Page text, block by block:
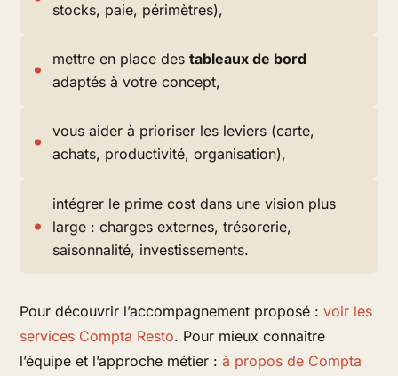
stocks, paie, périmètres),
mettre en place destableaux de bord
adaptés à votre concept,
vous aider à prioriser les leviers (carte,
achats, productivité, organisation),
intégrer le prime cost dans une vision plus
large : charges externes, trésorerie,
saisonnalité, investissements.
Pour découvrir l’accompagnement proposé :voir les
services Compta Resto. Pour mieux connaître
l’équipe et l’approche métier :à propos de Compta